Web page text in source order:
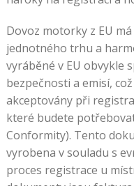
Dovoz motorky z EU
jednotného trhu a
vyráběné v EU obvykle
bezpečnosti a emisí,
akceptovány při
které budete
Conformity). Tento
vyrobena v souladu s
proces registrace u